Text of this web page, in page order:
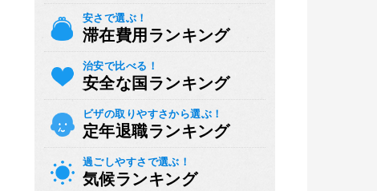
安さで選ぶ！
滞在費用ランキング
治安で比べる！
安全な国ランキング
ビザの取りやすさから選ぶ！
定年退職ランキング
過ごしやすさで選ぶ！
気候ランキング